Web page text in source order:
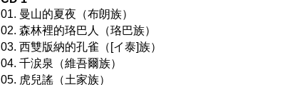
01. 曼山的夏夜（布朗族）
02. 森林裡的珞巴人（珞巴族）
03. 西雙版納的孔雀（[イ泰]族）
04. 千涙泉（維吾爾族）
05. 虎兒謠（土家族）